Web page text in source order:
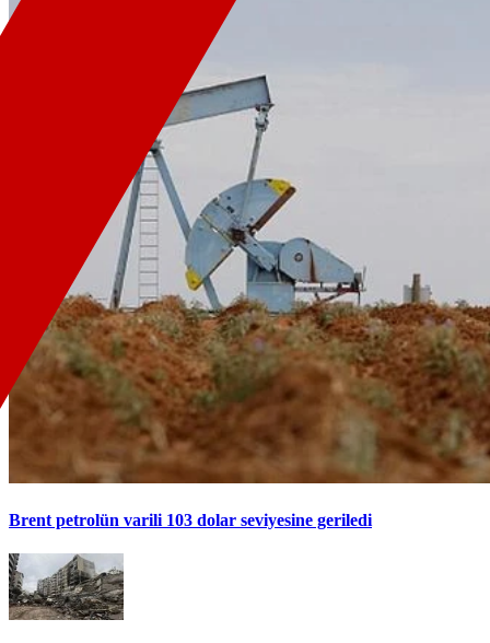
Brent petrolün varili 103 dolar seviyesine geriledi